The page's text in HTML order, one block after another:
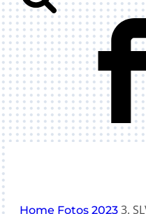
Home Fotos 2023 3.